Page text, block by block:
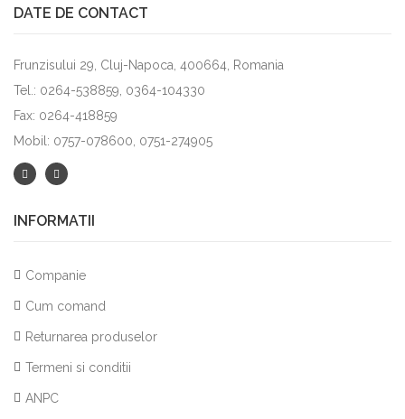
DATE DE CONTACT
Frunzisului 29, Cluj-Napoca, 400664, Romania
Tel.: 0264-538859, 0364-104330
Fax: 0264-418859
Mobil: 0757-078600, 0751-274905
INFORMATII
Companie
Cum comand
Returnarea produselor
Termeni si conditii
ANPC